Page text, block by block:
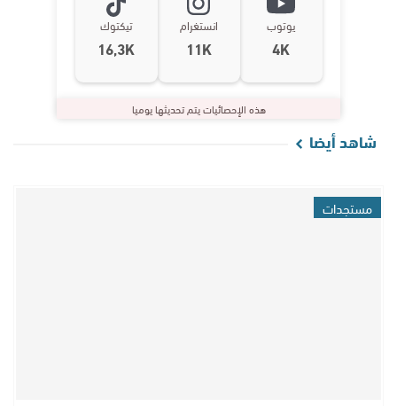
يوتوب
4K
انستغرام
11K
تيكتوك
16,3K
هذه الإحصائيات يتم تحديثها يوميا
شاهد أيضا
مستجدات